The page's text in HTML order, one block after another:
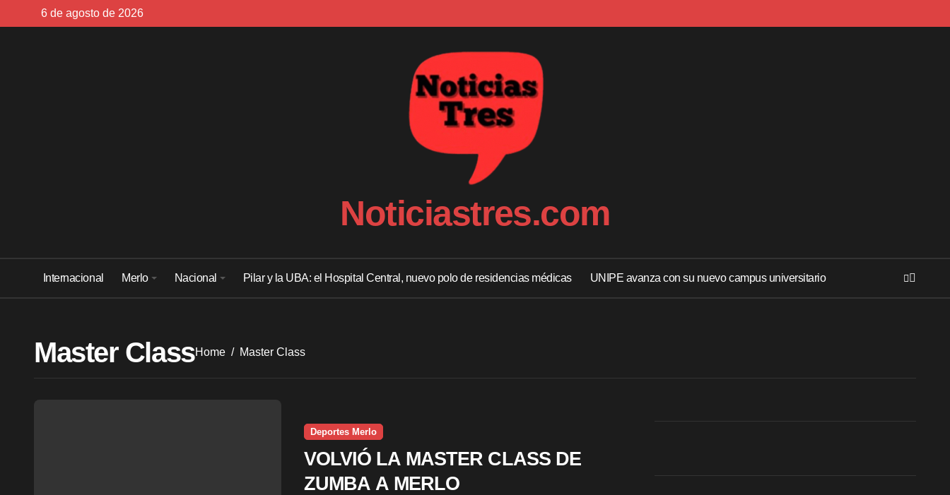
6 de agosto de 2026
Noticiastres.com
Internacional Merlo Nacional Pilar y la UBA: el Hospital Central, nuevo polo de residencias médicas UNIPE avanza con su nuevo campus universitario
Master ClassHome Master Class
Deportes Merlo
VOLVIÓ LA MASTER CLASS DE
ZUMBA A MERLO